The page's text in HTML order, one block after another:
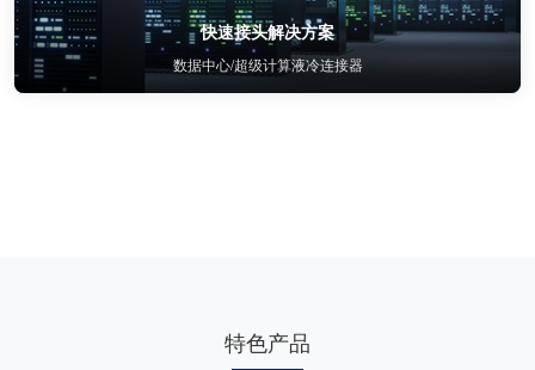
快速接头解决方案
数据中心/超级计算液冷连接器
特色产品